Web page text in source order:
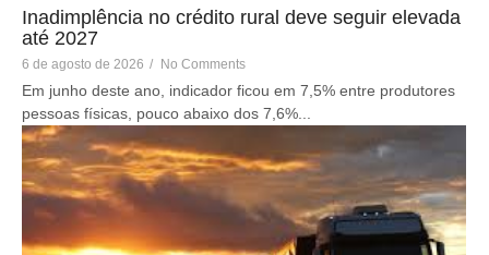
Inadimplência no crédito rural deve seguir elevada
até 2027
6 de agosto de 2026 / No Comments
Em junho deste ano, indicador ficou em 7,5% entre produtores
pessoas físicas, pouco abaixo dos 7,6%...